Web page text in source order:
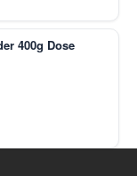
400g Dose